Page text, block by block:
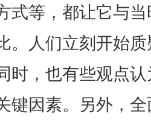
式等，都让它与
。人们立刻开始
时，也有些观点
键因素。另外，